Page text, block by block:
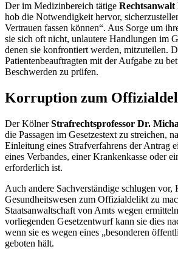
Der im Medizinbereich tätige Rechtsanwalt
hob die Notwendigkeit hervor,
Vertrauen fassen können“. Aus Sorge um
sie sich oft nicht, unlautere Handlungen im
denen sie konfrontiert werden, mitzuteilen.
Patientenbeauftragten mit der Aufgabe zu
Beschwerden zu prüfen.
Korruption zum
Der KölnerStrafrechtsprofessor Dr.
die Passagen im Gesetzestext zu streichen,
Einleitung eines Strafverfahrens der Antrag
eines Verbandes, einer Krankenkasse oder
erforderlich ist.
Auch andere Sachverständige schlugen
Gesundheitswesen zum Offizialdelikt zu
Staatsanwaltschaft von Amts wegen
vorliegenden Gesetzentwurf kann sie dies
wenn sie es wegen eines „besonderen
geboten hält.